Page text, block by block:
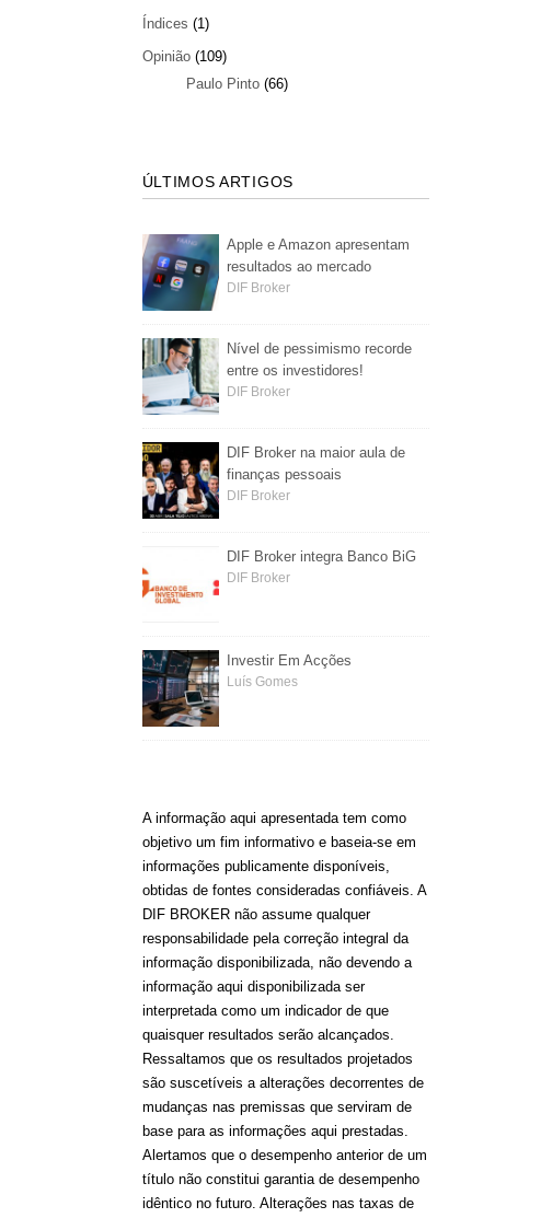
Índices (1)
Opinião(109)
Paulo Pinto(66)
ÚLTIMOS ARTIGOS
Apple e Amazon apresentam
resultados ao mercado
DIF Broker
Nível de pessimismo recorde
entre os investidores!
DIF Broker
DIF Broker na maior aula de
finanças pessoais
DIF Broker
DIF Broker integra Banco BiG
DIF Broker
Investir Em Acções
Luís Gomes
A informação aqui apresentada tem como
objetivo um fim informativo e baseia-se em
informações publicamente disponíveis,
obtidas de fontes consideradas confiáveis. A
DIF BROKER não assume qualquer
responsabilidade pela correção integral da
informação disponibilizada, não devendo a
informação aqui disponibilizada ser
interpretada como um indicador de que
quaisquer resultados serão alcançados.
Ressaltamos que os resultados projetados
são suscetíveis a alterações decorrentes de
mudanças nas premissas que serviram de
base para as informações aqui prestadas.
Alertamos que o desempenho anterior de um
título não constitui garantia de desempenho
idêntico no futuro. Alterações nas taxas de